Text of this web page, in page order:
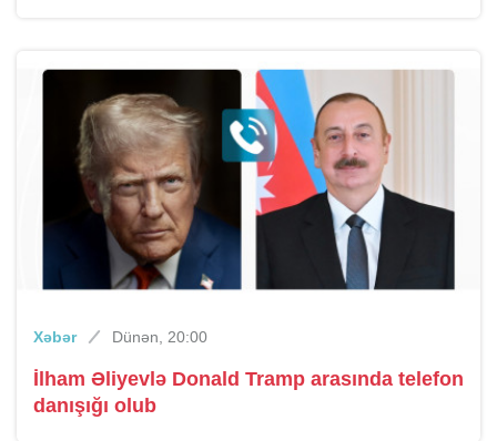
Xəbər Dünən, 20:00
İlham Əliyevlə Donald Tramp arasında telefon
danışığı olub